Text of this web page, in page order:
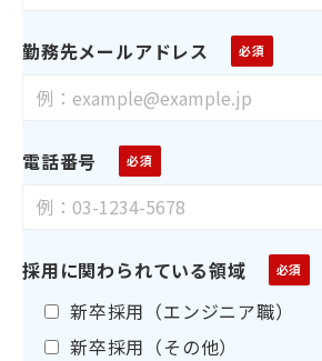
勤務先メールアドレス
電話番号
採用に関わられている領域
新卒採用（エンジニア職）
新卒採用（その他）